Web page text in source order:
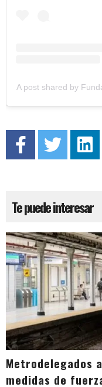
A post shared by
Te puede interesar
Metrodelegados
medidas de